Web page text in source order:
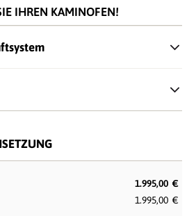
IHREN KAMINOFEN!
1.995,00 €
1.995,00 €